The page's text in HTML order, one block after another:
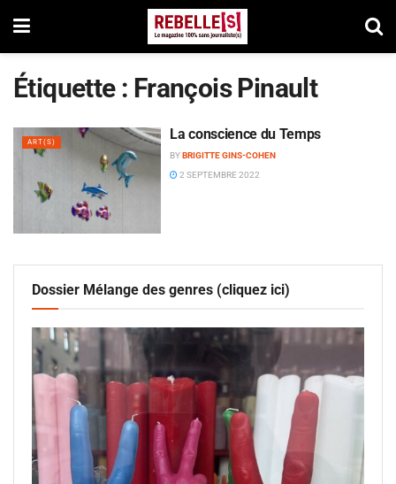
Étiquette : François Pinault
ART(S) La conscience du Temps
BYBRIGITTE GINS-COHEN
2 SEPTEMBRE 2022
Dossier Mélange des genres (cliquez ici)